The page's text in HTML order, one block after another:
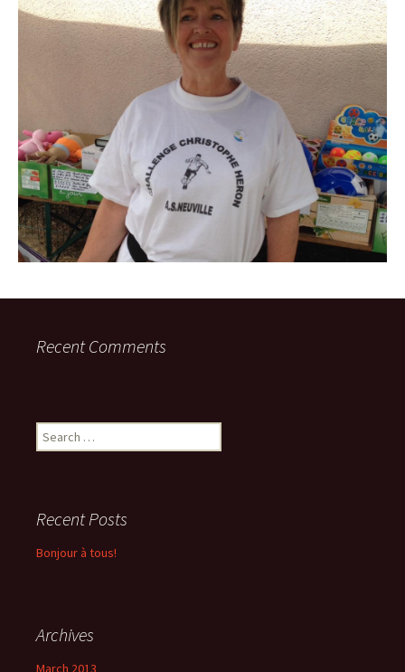
Recent Comments
Search
for:
Recent Posts
Bonjour à tous!
Archives
March 2013